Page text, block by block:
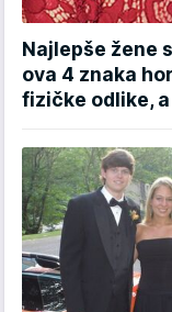
Najlepše žene
ova 4 znaka
fizičke odlike,